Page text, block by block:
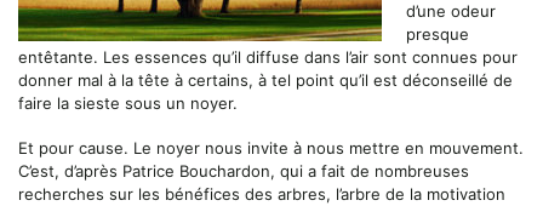
d’une odeur
presque
entêtante. Les essences qu’il diffuse dans l’air sont connues pour
donner mal à la tête à certains, à tel point qu’il est déconseillé de
faire la sieste sous un noyer.
Et pour cause. Le noyer nous invite à nous mettre en mouvement.
C’est, d’après Patrice Bouchardon, qui a fait de nombreuses
recherches sur les bénéfices des arbres, l’arbre de la motivation